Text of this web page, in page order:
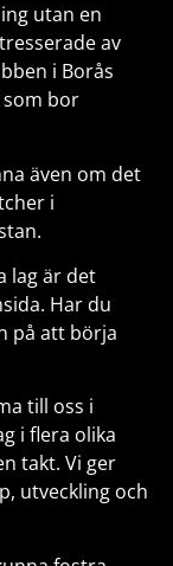
utan en
av
i Borås
som bor
även om det
i
lag är det
Har du
på att börja
till oss i
i flera olika
takt. Vi ger
utveckling och